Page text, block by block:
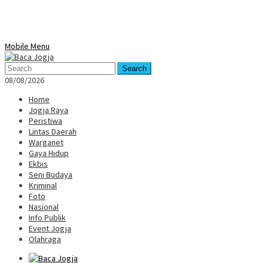
Mobile Menu
Search
08/08/2026
Home
Jogja Raya
Peristiwa
Lintas Daerah
Warganet
Gaya Hidup
Ekbis
Seni Budaya
Kriminal
Foto
Nasional
Info Publik
Event Jogja
Olahraga